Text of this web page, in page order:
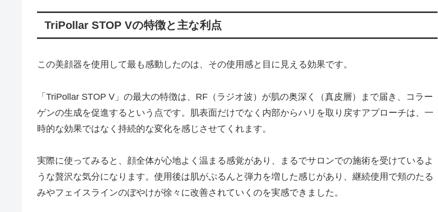
TriPollar STOP Vの特徴と主な利点
この美顔器を使用して最も感動したのは、その使用感と目に見える効果です。
「TriPollar STOP V」の最大の特徴は、RF（ラジオ波）が肌の奥深く（真皮層）まで届き、コラー
ゲンの生成を促進するという点です。肌表面だけでなく内部からハリを取り戻すアプローチは、一
時的な効果ではなく持続的な変化を感じさせてくれます。
実際に使ってみると、顔全体が心地よく温まる感覚があり、まるでサロンでの施術を受けているよ
うな贅沢な気分になります。使用後は肌がぷるんと弾力を増した感じがあり、継続使用で頬のたる
みやフェイスラインのぼやけが徐々に改善されていくのを実感できました。